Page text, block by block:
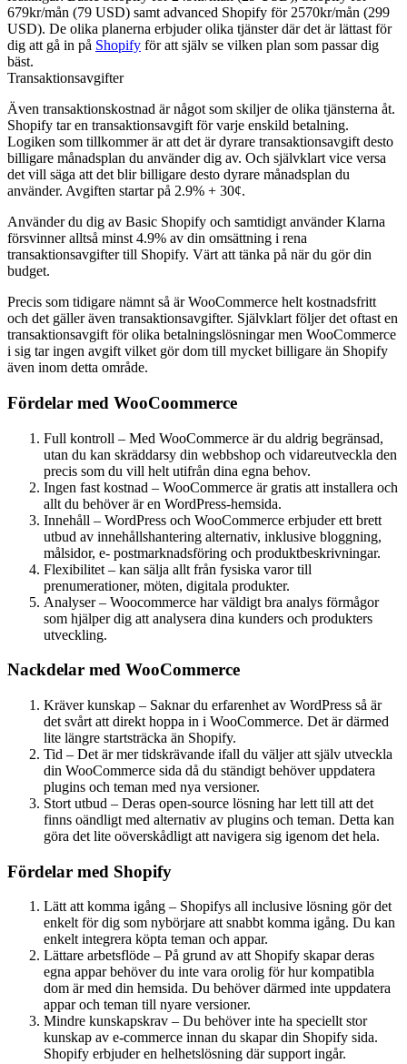
679kr/mån (79 USD) samt advanced Shopify för 2570kr/mån (299
USD). De olika planerna erbjuder olika tjänster där det är lättast för
dig att gå in på Shopify för att själv se vilken plan som passar dig
bäst.
Transaktionsavgifter
Även transaktionskostnad är något som skiljer de olika tjänsterna åt.
Shopify tar en transaktionsavgift för varje enskild betalning.
Logiken som tillkommer är att det är dyrare transaktionsavgift desto
billigare månadsplan du använder dig av. Och självklart vice versa
det vill säga att det blir billigare desto dyrare månadsplan du
använder. Avgiften startar på 2.9% + 30¢.
Använder du dig av Basic Shopify och samtidigt använder Klarna
försvinner alltså minst 4.9% av din omsättning i rena
transaktionsavgifter till Shopify. Värt att tänka på när du gör din
budget.
Precis som tidigare nämnt så är WooCommerce helt kostnadsfritt
och det gäller även transaktionsavgifter. Självklart följer det oftast en
transaktionsavgift för olika betalningslösningar men WooCommerce
i sig tar ingen avgift vilket gör dom till mycket billigare än Shopify
även inom detta område.
Fördelar med WooCoommerce
Full kontroll – Med WooCommerce är du aldrig begränsad,
utan du kan skräddarsy din webbshop och vidareutveckla den
precis som du vill helt utifrån dina egna behov.
Ingen fast kostnad – WooCommerce är gratis att installera och
allt du behöver är en WordPress-hemsida.
Innehåll – WordPress och WooCommerce erbjuder ett brett
utbud av innehållshantering alternativ, inklusive bloggning,
målsidor, e- postmarknadsföring och produktbeskrivningar.
Flexibilitet – kan sälja allt från fysiska varor till
prenumerationer, möten, digitala produkter.
Analyser – Woocommerce har väldigt bra analys förmågor
som hjälper dig att analysera dina kunders och produkters
utveckling.
Nackdelar med WooCommerce
Kräver kunskap – Saknar du erfarenhet av WordPress så är
det svårt att direkt hoppa in i WooCommerce. Det är därmed
lite längre startsträcka än Shopify.
Tid – Det är mer tidskrävande ifall du väljer att själv utveckla
din WooCommerce sida då du ständigt behöver uppdatera
plugins och teman med nya versioner.
Stort utbud – Deras open-source lösning har lett till att det
finns oändligt med alternativ av plugins och teman. Detta kan
göra det lite oöverskådligt att navigera sig igenom det hela.
Fördelar med Shopify
Lätt att komma igång – Shopifys all inclusive lösning gör det
enkelt för dig som nybörjare att snabbt komma igång. Du kan
enkelt integrera köpta teman och appar.
Lättare arbetsflöde – På grund av att Shopify skapar deras
egna appar behöver du inte vara orolig för hur kompatibla
dom är med din hemsida. Du behöver därmed inte uppdatera
appar och teman till nyare versioner.
Mindre kunskapskrav – Du behöver inte ha speciellt stor
kunskap av e-commerce innan du skapar din Shopify sida.
Shopify erbjuder en helhetslösning där support ingår.